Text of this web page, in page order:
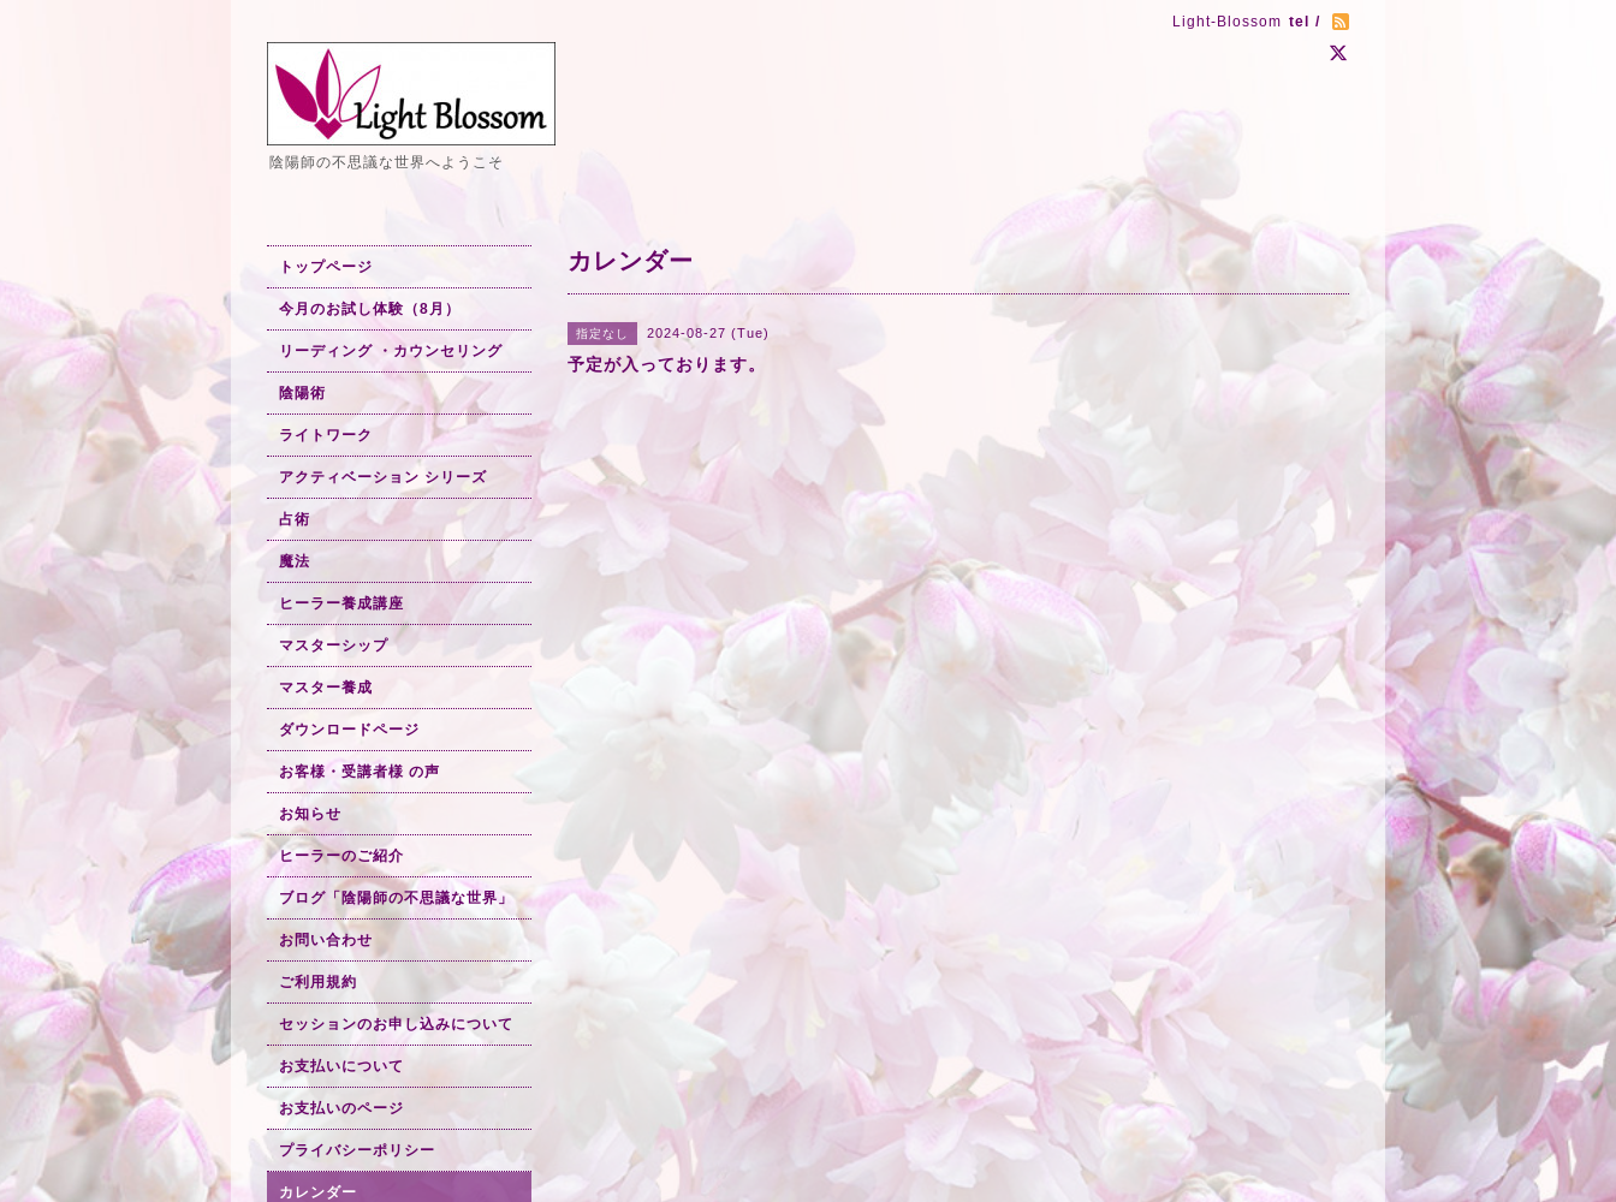
Light-Blossom tel /
陰陽師の不思議な世界へようこそ
カレンダー
指定なし 2024-08-27 (Tue)
予定が入っております。
トップページ
今月のお試し体験（8月）
リーディング ・カウンセリング
陰陽術
ライトワーク
アクティベーション シリーズ
占術
魔法
ヒーラー養成講座
マスターシップ
マスター養成
ダウンロードページ
お客様・受講者様 の声
お知らせ
ヒーラーのご紹介
ブログ「陰陽師の不思議な世界」
お問い合わせ
ご利用規約
セッションのお申し込みについて
お支払いについて
お支払いのページ
プライバシーポリシー
カレンダー